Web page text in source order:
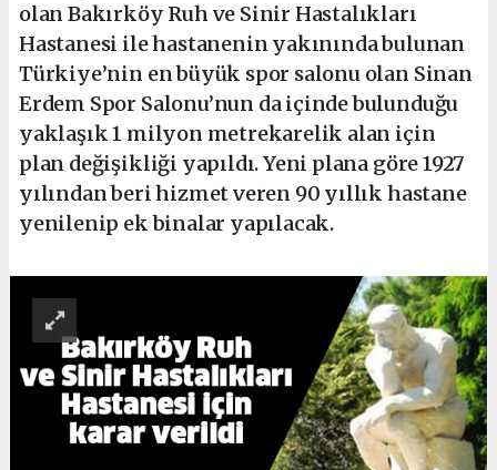
olan Bakırköy Ruh ve Sinir Hastalıkları
Hastanesi ile hastanenin yakınında bulunan
Türkiye’nin en büyük spor salonu olan Sinan
Erdem Spor Salonu’nun da içinde bulunduğu
yaklaşık 1 milyon metrekarelik alan için
plan değişikliği yapıldı. Yeni plana göre 1927
yılından beri hizmet veren 90 yıllık hastane
yenilenip ek binalar yapılacak.